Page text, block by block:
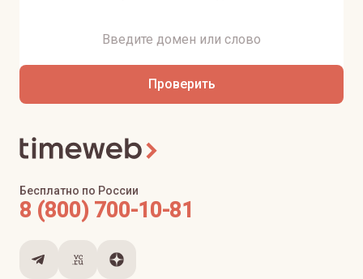
Проверить
Бесплатно по России
8 (800) 700-10-81